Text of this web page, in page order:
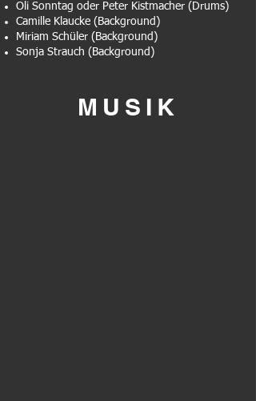
Oli Sonntag oder Peter Kistmacher (Drums)
Camille Klaucke (Background)
Miriam Schüler (Background)
Sonja Strauch (Background)
MU SIK